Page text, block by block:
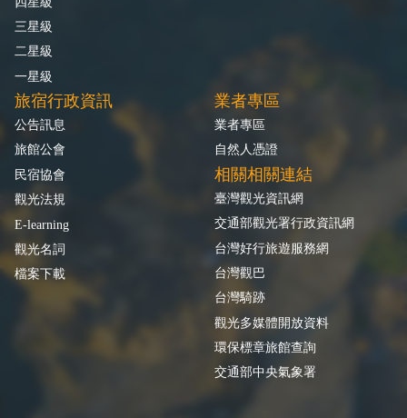
三星級
二星級
一星級
旅宿行政資訊
公告訊息
旅館公會
民宿協會
觀光法規
E-learning
觀光名詞
檔案下載
業者專區
業者專區
自然人憑證
相關相關連結
臺灣觀光資訊網
交通部觀光署行政資訊網
台灣好行旅遊服務網
台灣觀巴
台灣騎跡
觀光多媒體開放資料
環保標章旅館查詢
交通部中央氣象署